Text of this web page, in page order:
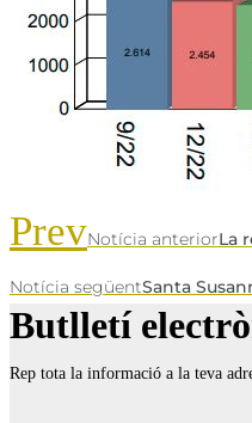
PrevNotícia anteriorLa
Notícia següentSanta
Butlletí
Rep tota la informació a la teva